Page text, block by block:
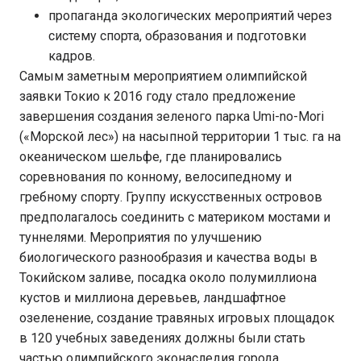
пропаганда экологических мероприятий через
систему спорта, образования и подготовки
кадров.
Самым заметным мероприятием олимпийской
заявки Токио к 2016 году стало предложение
завершения создания зеленого парка Umi-no-Mori
(«Морской лес») на насыпной территории 1 тыс. га на
океаническом шельфе, где планировались
соревнования по конному, велосипедному и
гребному спорту. Группу искусственных островов
предполагалось соединить с материком мостами и
туннелями. Мероприятия по улучшению
биологического разнообразия и качества воды в
Токийском заливе, посадка около полумиллиона
кустов и миллиона деревьев, ландшафтное
озеленение, создание травяных игровых площадок
в 120 учебных заведениях должны были стать